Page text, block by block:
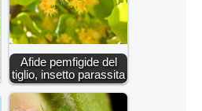
Afide pemfigide del
tiglio, insetto parassita